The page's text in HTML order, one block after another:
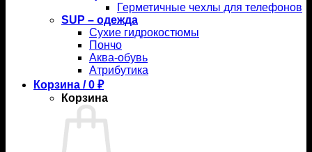
Герметичные чехлы для телефонов
SUP – одежда
Сухие гидрокостюмы
Пончо
Аква-обувь
Атрибутика
Корзина /0 ₽
Корзина